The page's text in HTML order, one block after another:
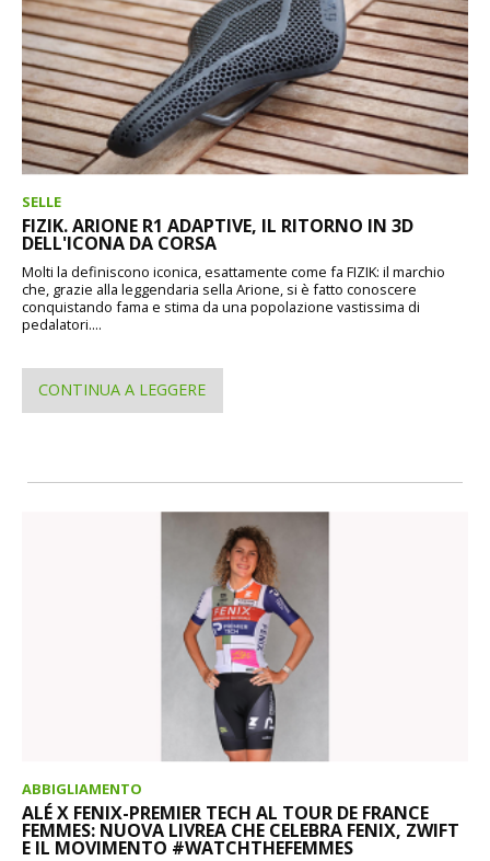
SELLE
FIZIK. ARIONE R1 ADAPTIVE, IL RITORNO IN 3D
DELL'ICONA DA CORSA
Molti la definiscono iconica, esattamente come fa FIZIK: il marchio
che, grazie alla leggendaria sella Arione, si è fatto conoscere
conquistando fama e stima da una popolazione vastissima di
pedalatori....
CONTINUA A LEGGERE
ABBIGLIAMENTO
ALÉ X FENIX-PREMIER TECH AL TOUR DE FRANCE
FEMMES: NUOVA LIVREA CHE CELEBRA FENIX, ZWIFT
E IL MOVIMENTO #WATCHTHEFEMMES